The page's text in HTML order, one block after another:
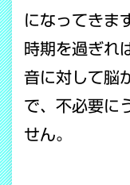
になってきま
時期を過ぎれ
音に対して脳
で、不必要に
せん。